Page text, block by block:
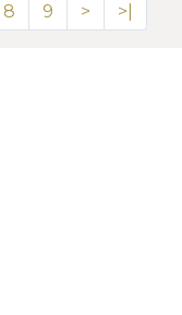
8 9 > >|